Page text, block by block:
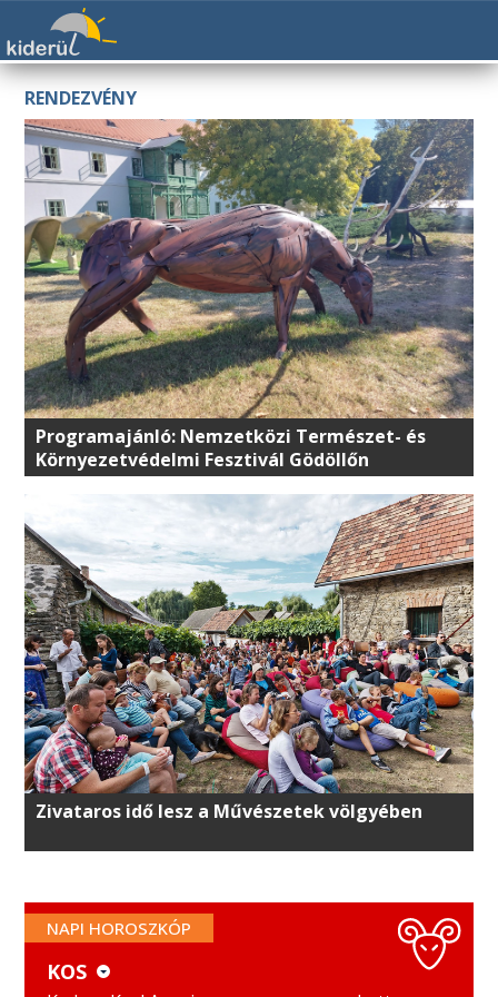
RENDEZVÉNY
Programajánló: Nemzetközi Természet- és
Környezetvédelmi Fesztivál Gödöllőn
Zivataros idő lesz a Művészetek völgyében
NAPI HOROSZKÓP
KOS
KOS